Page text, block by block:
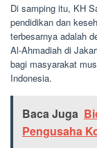
Di samping itu, KH
pendidikan dan
terbesarnya adalah
Al-Ahmadiah di
bagi masyarakat
Indonesia.
Baca Juga
Pengusaha